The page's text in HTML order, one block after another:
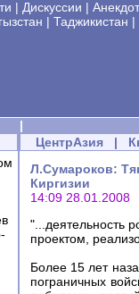
| Дискуссии |
| Таджикистан |
|
ЦентрАзия |
Л.Сумароков:
Киргизии
14:09 28.01.2008
"...деятельность
проектом,
Более 15 лет
пограничных